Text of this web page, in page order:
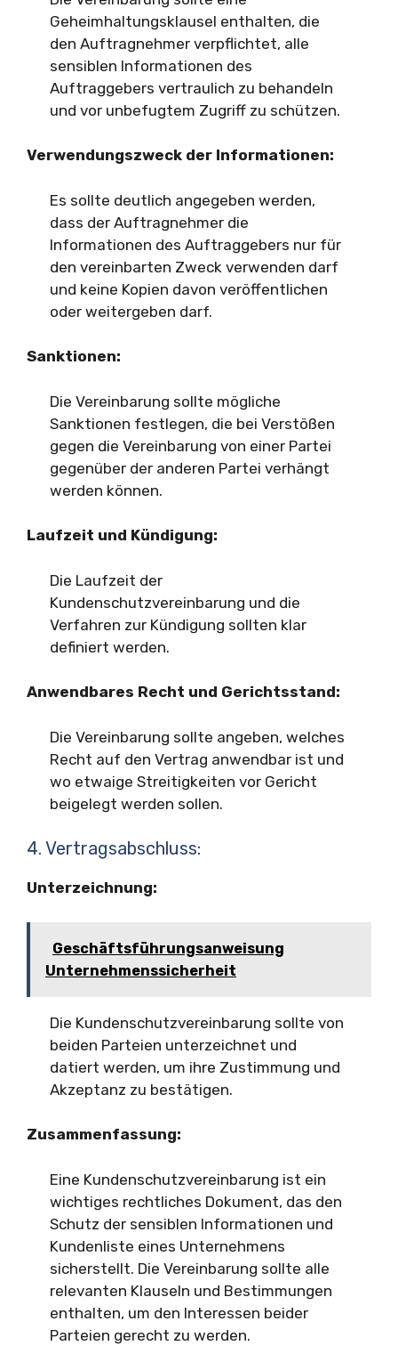
Geheimhaltungsklausel enthalten, die
den Auftragnehmer verpflichtet, alle
sensiblen Informationen des
Auftraggebers vertraulich zu behandeln
und vor unbefugtem Zugriff zu schützen.
Verwendungszweck der Informationen:
Es sollte deutlich angegeben werden,
dass der Auftragnehmer die
Informationen des Auftraggebers nur für
den vereinbarten Zweck verwenden darf
und keine Kopien davon veröffentlichen
oder weitergeben darf.
Sanktionen:
Die Vereinbarung sollte mögliche
Sanktionen festlegen, die bei Verstößen
gegen die Vereinbarung von einer Partei
gegenüber der anderen Partei verhängt
werden können.
Laufzeit und Kündigung:
Die Laufzeit der
Kundenschutzvereinbarung und die
Verfahren zur Kündigung sollten klar
definiert werden.
Anwendbares Recht und Gerichtsstand:
Die Vereinbarung sollte angeben, welches
Recht auf den Vertrag anwendbar ist und
wo etwaige Streitigkeiten vor Gericht
beigelegt werden sollen.
4. Vertragsabschluss:
Unterzeichnung:
Geschäftsführungsanweisung
Unternehmenssicherheit
Die Kundenschutzvereinbarung sollte von
beiden Parteien unterzeichnet und
datiert werden, um ihre Zustimmung und
Akzeptanz zu bestätigen.
Zusammenfassung:
Eine Kundenschutzvereinbarung ist ein
wichtiges rechtliches Dokument, das den
Schutz der sensiblen Informationen und
Kundenliste eines Unternehmens
sicherstellt. Die Vereinbarung sollte alle
relevanten Klauseln und Bestimmungen
enthalten, um den Interessen beider
Parteien gerecht zu werden.